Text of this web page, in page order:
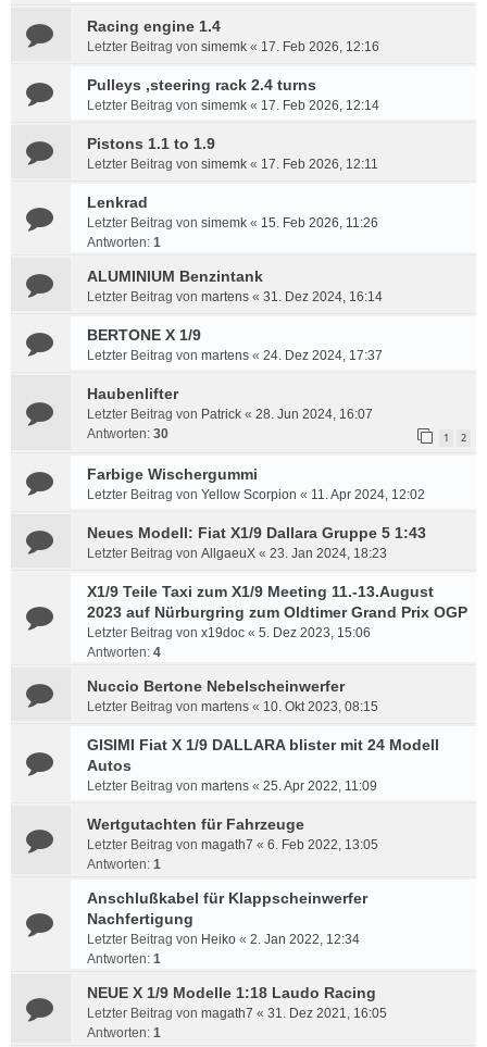
Racing engine 1.4
Letzter Beitrag von simemk « 17. Feb 2026, 12:16
Pulleys ,steering rack 2.4 turns
Letzter Beitrag von simemk « 17. Feb 2026, 12:14
Pistons 1.1 to 1.9
Letzter Beitrag von simemk « 17. Feb 2026, 12:11
Lenkrad
Letzter Beitrag von simemk « 15. Feb 2026, 11:26
Antworten: 1
ALUMINIUM Benzintank
Letzter Beitrag von martens « 31. Dez 2024, 16:14
BERTONE X 1/9
Letzter Beitrag von martens « 24. Dez 2024, 17:37
Haubenlifter
Letzter Beitrag von Patrick « 28. Jun 2024, 16:07
Antworten: 30 1 2
Farbige Wischergummi
Letzter Beitrag von Yellow Scorpion « 11. Apr 2024, 12:02
Neues Modell: Fiat X1/9 Dallara Gruppe 5 1:43
Letzter Beitrag von AllgaeuX « 23. Jan 2024, 18:23
X1/9 Teile Taxi zum X1/9 Meeting 11.-13.August
2023 auf Nürburgring zum Oldtimer Grand Prix OGP
Letzter Beitrag von x19doc « 5. Dez 2023, 15:06
Antworten: 4
Nuccio Bertone Nebelscheinwerfer
Letzter Beitrag von martens « 10. Okt 2023, 08:15
GISIMI Fiat X 1/9 DALLARA blister mit 24 Modell
Autos
Letzter Beitrag von martens « 25. Apr 2022, 11:09
Wertgutachten für Fahrzeuge
Letzter Beitrag von magath7 « 6. Feb 2022, 13:05
Antworten: 1
Anschlußkabel für Klappscheinwerfer
Nachfertigung
Letzter Beitrag von Heiko « 2. Jan 2022, 12:34
Antworten: 1
NEUE X 1/9 Modelle 1:18 Laudo Racing
Letzter Beitrag von magath7 « 31. Dez 2021, 16:05
Antworten: 1